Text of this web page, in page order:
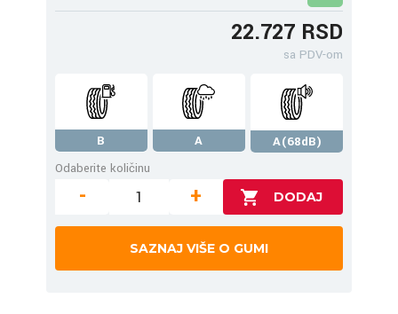
22.727 RSD
sa PDV-om
B A
A(68dB)
Odaberite količinu
- +
SAZNAJ VIŠE O GUMI